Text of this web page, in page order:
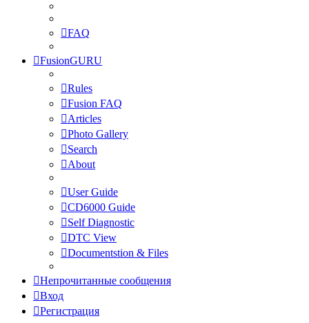
FAQ
FusionGURU
Rules
Fusion FAQ
Articles
Photo Gallery
Search
About
User Guide
CD6000 Guide
Self Diagnostic
DTC View
Documentstion & Files
Непрочитанные сообщения
Вход
Регистрация